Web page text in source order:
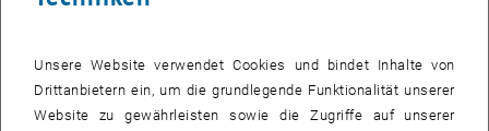
Dieses Wissen hat mir bei der Definition und der Umsetzung
strategischer Programme zur Erzielung ausgezeichneter
Geschäftsresultate sehr geholfen.
Unsere Website verwendet Cookies und bindet Inhalte von
Drittanbietern ein, um die grundlegende Funktionalität unserer
Website zu gewährleisten sowie die Zugriffe auf unserer